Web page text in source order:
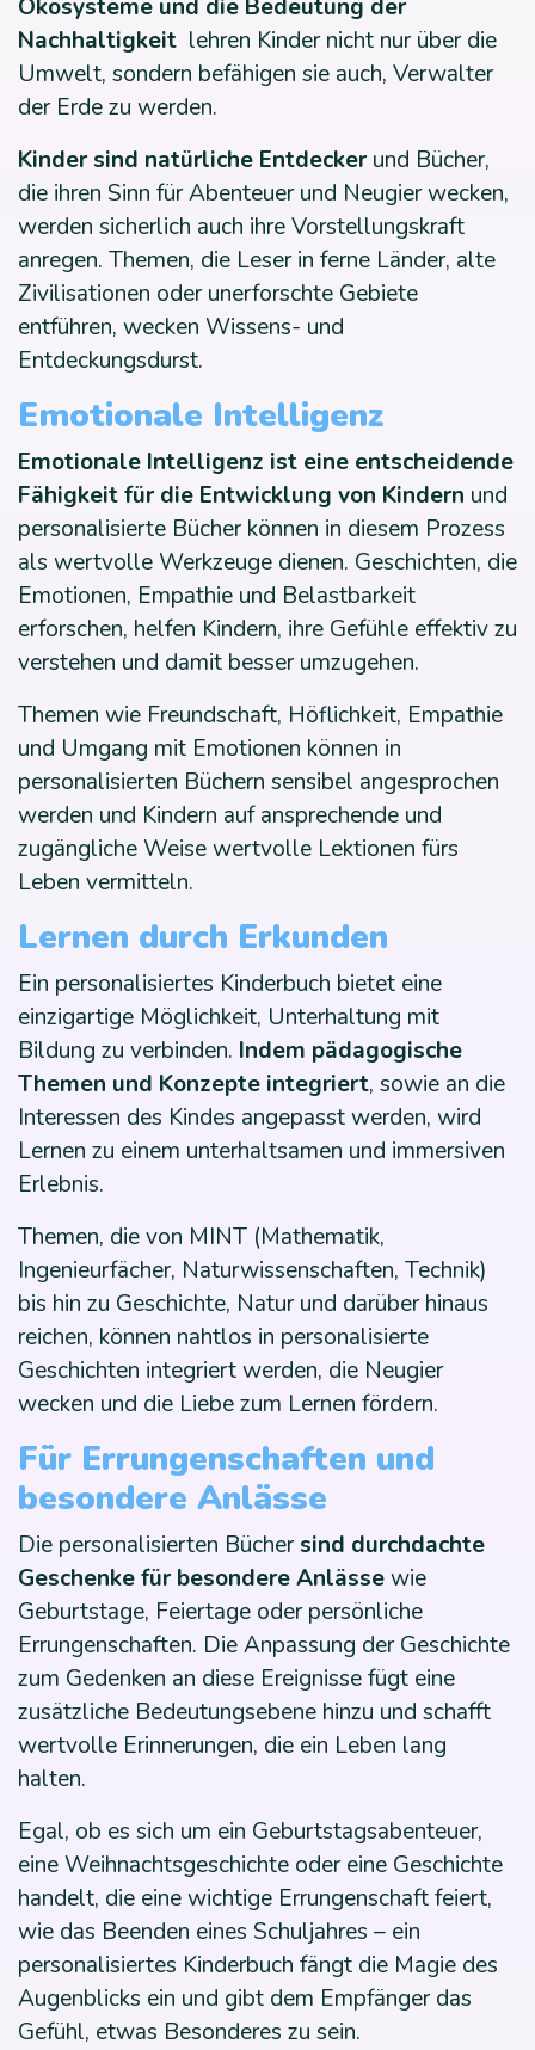
Ökosysteme und die Bedeutung der
Nachhaltigkeit lehren Kinder nicht nur über die
Umwelt, sondern befähigen sie auch, Verwalter
der Erde zu werden.
Kinder sind natürliche Entdeckerund Bücher,
die ihren Sinn für Abenteuer und Neugier wecken,
werden sicherlich auch ihre Vorstellungskraft
anregen. Themen, die Leser in ferne Länder, alte
Zivilisationen oder unerforschte Gebiete
entführen, wecken Wissens- und
Entdeckungsdurst.
Emotionale Intelligenz
Emotionale Intelligenz ist eine entscheidende
Fähigkeit für die Entwicklung von Kindern und
personalisierte Bücher können in diesem Prozess
als wertvolle Werkzeuge dienen. Geschichten, die
Emotionen, Empathie und Belastbarkeit
erforschen, helfen Kindern, ihre Gefühle effektiv zu
verstehen und damit besser umzugehen.
Themen wie Freundschaft, Höflichkeit, Empathie
und Umgang mit Emotionen können in
personalisierten Büchern sensibel angesprochen
werden und Kindern auf ansprechende und
zugängliche Weise wertvolle Lektionen fürs
Leben vermitteln.
Lernen durch Erkunden
Ein personalisiertes Kinderbuch bietet eine
einzigartige Möglichkeit, Unterhaltung mit
Bildung zu verbinden. Indem pädagogische
Themen und Konzepte integriert, sowie an die
Interessen des Kindes angepasst werden, wird
Lernen zu einem unterhaltsamen und immersiven
Erlebnis.
Themen, die von MINT (Mathematik,
Ingenieurfächer, Naturwissenschaften, Technik)
bis hin zu Geschichte, Natur und darüber hinaus
reichen, können nahtlos in personalisierte
Geschichten integriert werden, die Neugier
wecken und die Liebe zum Lernen fördern.
Für Errungenschaften und
besondere Anlässe
Die personalisierten Büchersind durchdachte
Geschenke für besondere Anlässewie
Geburtstage, Feiertage oder persönliche
Errungenschaften. Die Anpassung der Geschichte
zum Gedenken an diese Ereignisse fügt eine
zusätzliche Bedeutungsebene hinzu und schafft
wertvolle Erinnerungen, die ein Leben lang
halten.
Egal, ob es sich um ein Geburtstagsabenteuer,
eine Weihnachtsgeschichte oder eine Geschichte
handelt, die eine wichtige Errungenschaft feiert,
wie das Beenden eines Schuljahres – ein
personalisiertes Kinderbuch fängt die Magie des
Augenblicks ein und gibt dem Empfänger das
Gefühl, etwas Besonderes zu sein.